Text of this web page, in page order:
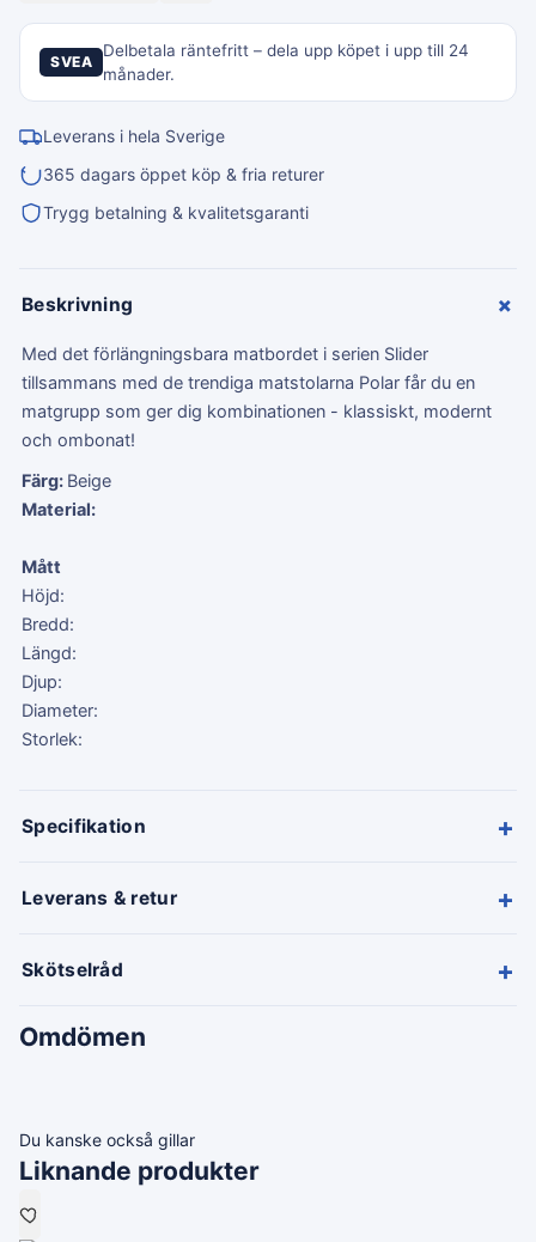
SVEA
Delbetala räntefritt – dela upp köpet i upp till 24
månader.
Leverans i hela Sverige
365 dagars öppet köp & fria returer
Trygg betalning & kvalitetsgaranti
Beskrivning +
Med det förlängningsbara matbordet i serien Slider
tillsammans med de trendiga matstolarna Polar får du en
matgrupp som ger dig kombinationen - klassiskt, modernt
och ombonat!
Färg: Beige
Material:
Mått
Höjd:
Bredd:
Längd:
Djup:
Diameter:
Storlek:
Specifikation +
Leverans & retur +
Skötselråd +
Omdömen
Du kanske också gillar
Liknande produkter